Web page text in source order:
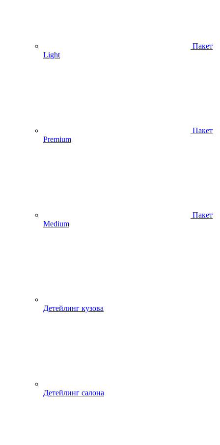
Пакет
Light
Пакет
Premium
Пакет
Medium
Детейлинг кузова
Детейлинг салона